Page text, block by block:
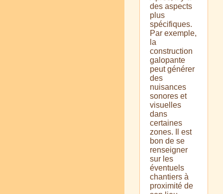
des aspects
plus
spécifiques.
Par exemple,
la
construction
galopante
peut générer
des
nuisances
sonores et
visuelles
dans
certaines
zones. Il est
bon de se
renseigner
sur les
éventuels
chantiers à
proximité de